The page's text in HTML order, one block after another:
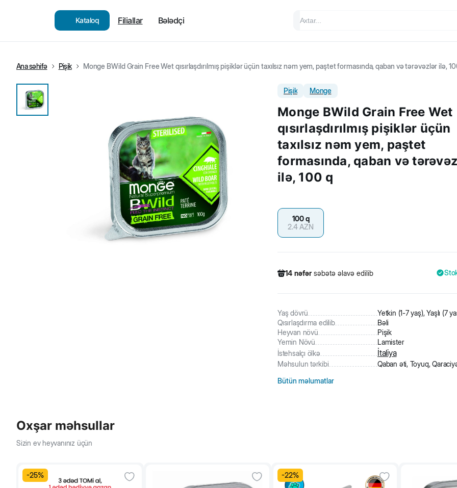
Kataloq Filiallar Bələdçi
Ana səhifə Pişik Monge BWild Grain Free Wet qısırlaşdırılmış pişiklər üçün taxılsız nəm yem, paştet formasında, qaban və tərəvəzlər ilə,
Pişik Monge
Monge BWild Grain Free Wet
qısırlaşdırılmış pişiklər üçün
taxılsız nəm yem, paştet
formasında, qaban və
ilə, 100 q
14 nəfər səbətə əlavə edilib
14 nəfər
100 q
2.4AZN
Yaş dövrü
Yetkin (1-7 yaş), Yaşlı (7
Qısırlaşdırma edilib
Bəli
Heyvan növü
Pişik
Yemin Növü
Lamister
İstehsalçı ölkə
İtaliya
Məhsulun tərkibi
Qaban əti, Toyuq,
Bütün məlumatlar
Oxşar məhsullar
Sizin ev heyvanınız üçün
-25% -22%